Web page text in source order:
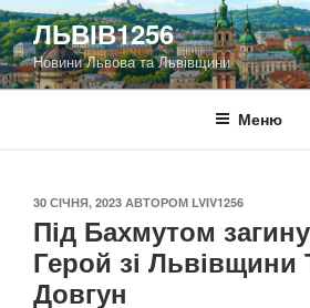
Перейти
до
вмісту
ЛЬВІВ1256
Новини Львова та Львівщини
Меню
ОПУБЛІКОВАНО
30 СІЧНЯ, 2023 АВТОРОМ LVIV1256
Під Бахмутом
Герой зі Львівщини
Довгун